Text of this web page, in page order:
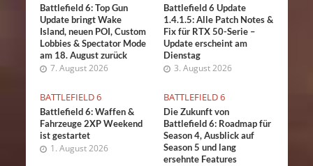
Battlefield 6: Top Gun
Update bringt Wake
Island, neuen POI, Custom
Lobbies & Spectator Mode
am 18. August zurück
7. August 2026
Battlefield 6 Update
1.4.1.5: Alle Patch Notes &
Fix für RTX 50-Serie –
Update erscheint am
Dienstag
3. August 2026
BATTLEFIELD 6
Battlefield 6: Waffen &
Fahrzeuge 2XP Weekend
ist gestartet
1. August 2026
BATTLEFIELD 6
Die Zukunft von
Battlefield 6: Roadmap für
Season 4, Ausblick auf
Season 5 und lang
ersehnte Features